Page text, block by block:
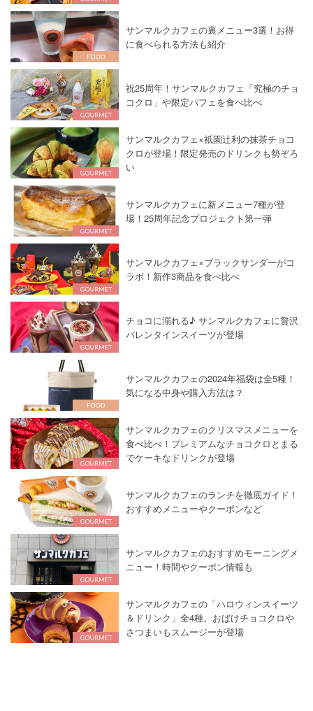
サンマルクカフェの裏メニュー3選！お得
に食べられる方法も紹介
祝25周年！サンマルクカフェ「究極のチョ
コクロ」や限定パフェを食べ比べ
サンマルクカフェ×祇園辻利の抹茶チョコ
クロが登場！限定発売のドリンクも勢ぞろ
い
サンマルクカフェに新メニュー7種が登
場！25周年記念プロジェクト第一弾
サンマルクカフェ×ブラックサンダーがコ
ラボ！新作3商品を食べ比べ
チョコに溺れる♪ サンマルクカフェに贅沢
バレンタインスイーツが登場
サンマルクカフェの2024年福袋は全5種！
気になる中身や購入方法は？
サンマルクカフェのクリスマスメニューを
食べ比べ！プレミアムなチョコクロとまる
でケーキなドリンクが登場
サンマルクカフェのランチを徹底ガイド！
おすすめメニューやクーポンなど
サンマルクカフェのおすすめモーニングメ
ニュー！時間やクーポン情報も
サンマルクカフェの「ハロウィンスイーツ
＆ドリンク」全4種。おばけチョコクロや
さつまいもスムージーが登場